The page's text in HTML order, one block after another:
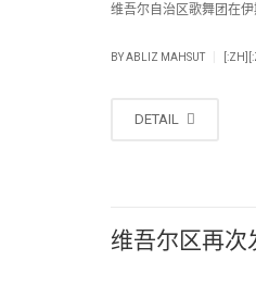
维吾尔自治区歌舞团在
BYABLIZ MAHSUT
DETAIL
维吾尔区再次